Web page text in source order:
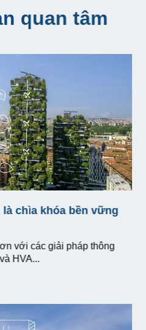
quan tâm
chìa khóa bền vững
với các giải pháp thông
HVA